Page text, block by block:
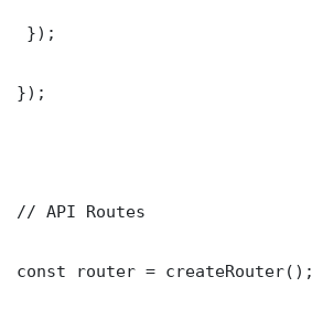
});
});
// API Routes
const router = createRouter();